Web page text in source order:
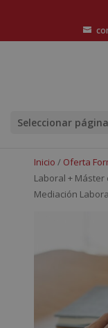
Seleccionar página
Inicio / Oferta
Laboral +
Mediación